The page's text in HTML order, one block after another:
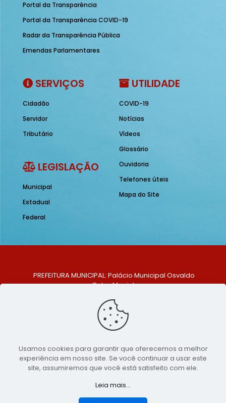
Portal da Transparência
Portal da Transparência COVID-19
Radar da Transparência Pública
Emendas Parlamentares
SERVIÇOS
Cidadão
Servidor
Tributário
LEGISLAÇÃO
Municipal
Estadual
Federal
UTILIDADE
COVID-19
Notícias
Vídeos
Glossário
Ouvidoria
Telefones úteis
Mapa do Site
PREFEITURA MUNICIPAL: Palácio Municipal Osvaldo
Celso Maciel
Centro, São Bento do Una - PE. CEP: 553370-128
TELEFONE: (81) 99548-1569
E-MAIL: ouvidoria@saobentodouna.pe.gov.br
Copyright 2021-2026 - Assessoria de Comunicação da
Prefeitura de São Bento do Una - PE
publicidadeLumusWeb - Agência Digital
Usamos cookies para garantir que oferecemos a melhor
experiência em nosso site. Se você continuar a usar este
site, assumiremos que você está satisfeito com ele.
Leia mais...